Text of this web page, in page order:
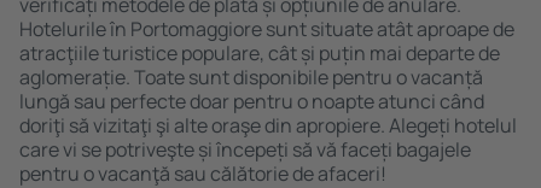
Hotelurile în Portomaggiore sunt situate atât aproape de
atracţiile turistice populare, cât și puțin mai departe de
aglomerație. Toate sunt disponibile pentru o vacanță
lungă sau perfecte doar pentru o noapte atunci când
doriţi să vizitaţi şi alte oraşe din apropiere. Alegeți hotelul
care vi se potriveşte și începeți să vă faceți bagajele
pentru o vacanţă sau călătorie de afaceri!